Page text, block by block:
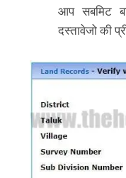
आप सबमिट
दस्तावेजो की